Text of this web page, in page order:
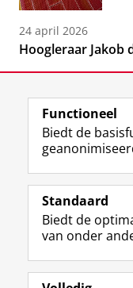
24 april 2026
Hoogleraar Jakob
Volg
Studiekiezers
Alumni
Functioneel
Biedt de
Standaard
Biedt de
van onder